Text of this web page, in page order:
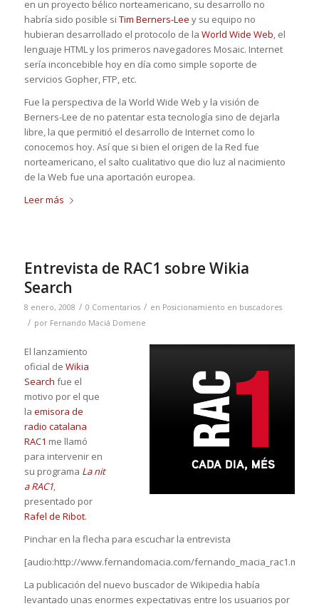
en un proyecto bélico norteamericano, su desarrollo no
habría sido posible si Tim Berners-Lee y su equipo no
hubieran desarrollado el protocolo de la World Wide Web, el
lenguaje HTML y los primeros navegadores Mosaic. Internet
sería inconcebible hoy en día como simple soporte de
servicios Gopher, FTP, etc.
Fue la perspectiva de la World Wide Web y la visión de
Berners-Lee de no patentar esta tecnología sino de dejarla
libre, la que permitió el desarrollo de Internet como lo
conocemos hoy. Así que si bien el origen de la Red fue
norteamericano, el salto cualitativo que dio luz al nacimiento
de la Web fue una aportación europea.
Leer más
Entrevista de RAC1 sobre Wikia
Search
8 enero, 2008 / 0 Comentarios / en Posicionamiento en buscadores
/ por Fernando Maciá Domene
El lanzamiento
oficial de Wikia
Search fue el
motivo por el que
la emisora de
radio catalana
RAC1 me llamó
para intervenir en
su programa La nit
a RAC1,
presentado por
Rafel de Ribot.
Pinchar en la flecha para escuchar la entrevista
[audio:http://www.fernandomacia.com/fernando_macia_rac1.mp3]
La publicación del nuevo buscador de Wikipedia había
levantado unas enormes expectativas entre los usuarios por